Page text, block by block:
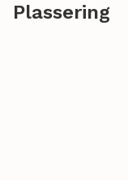
Plassering